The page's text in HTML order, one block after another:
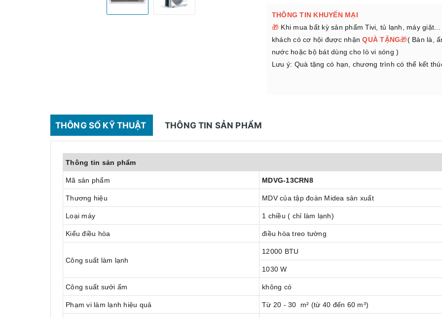
THÔNG TIN KHUYẾN MẠI
🎁 Khi mua bất kỳ sản phẩm Tivi, tủ lạnh, máy giặt...
khách có cơ hội được nhậnQUÀ TẶNG🎁( Bàn là,
nước hoặc bộ bát dùng cho lò vi sóng )
Lưu ý: Quà tặng có hạn, chương trình có thể kết
THÔNG SỐ KỸ THUẬT THÔNG TIN SẢN PHẨM
Thông tin sản phẩm
Mã sản phẩm MDVG-13CRN8
Thương hiệu MDV của tập đoàn Midea sản xuất
Loại máy 1 chiều ( chỉ làm lạnh)
Kiểu điều hòa điều hòa treo tường
Công suất làm lạnh
12000 BTU
1030 W
Công suất sưởi ấm không có
Phạm vi làm lạnh hiệu quả Từ 20 - 30 m² (từ 40 đến 60 m³)